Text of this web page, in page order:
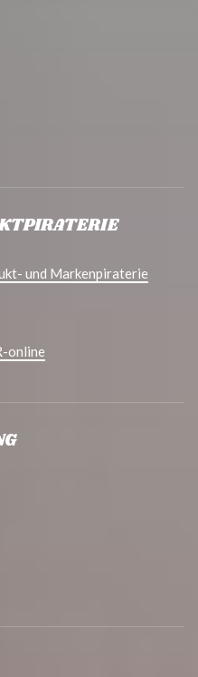
und Markenpiraterie
online